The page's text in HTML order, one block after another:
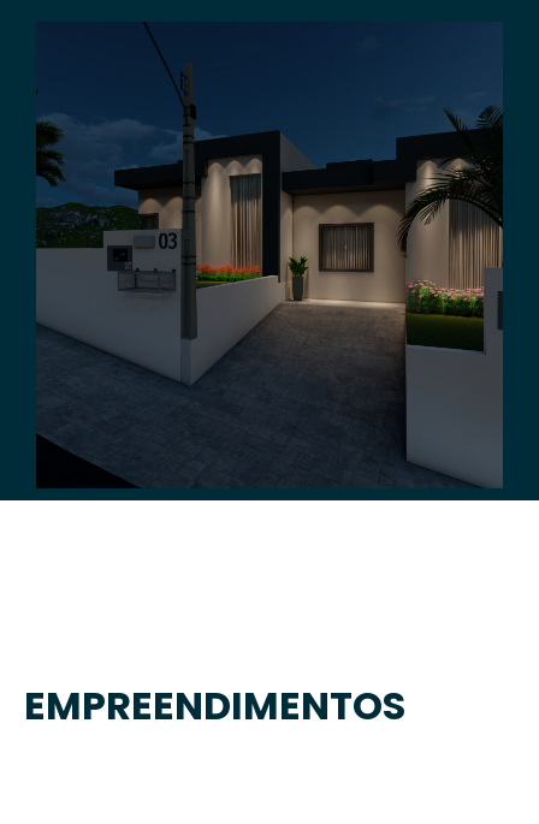
EMPREENDIMENTOS